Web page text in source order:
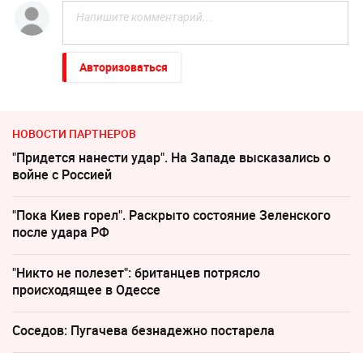
Авторизоваться
НОВОСТИ ПАРТНЕРОВ
"Придется нанести удар". На Западе высказались о
войне с Россией
"Пока Киев горел". Раскрыто состояние Зеленского
после удара РФ
"Никто не полезет": британцев потрясло
происходящее в Одессе
Соседов: Пугачева безнадежно постарела